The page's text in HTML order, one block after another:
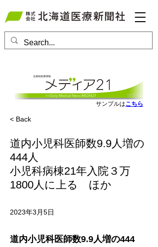
サンプルはこちら
< Back
道内小児科医師数9.9人増の
444人
小児科病棟21年入院３万
1800人に上る ほか
2023年3月5日
道内小児科医師数9.9人増の444